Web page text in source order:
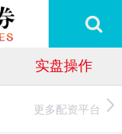
实盘操作
更多配资平台